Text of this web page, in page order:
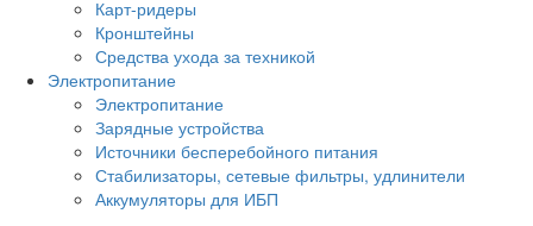
Карт-ридеры
Кронштейны
Средства ухода за техникой
Электропитание
Электропитание
Зарядные устройства
Источники бесперебойного питания
Стабилизаторы, сетевые фильтры, удлинители
Аккумуляторы для ИБП